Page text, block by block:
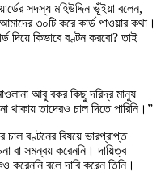
সদস্য মহিউদ্দিন ভূঁইয়া বলেন,
৩০টি করে কার্ড পাওয়ার কথা।
দিয়ে কিভাবে বণ্টন করবো? তাই
আবু বকর কিছু দরিদ্র মানুষ
থাকায় তাদেরও চাল দিতে পারিনি।”
বণ্টনের বিষয়ে ভারপ্রাপ্ত
বা সমন্বয় করেননি। দায়িত্ব
বলে দাবি করেন তিনি।